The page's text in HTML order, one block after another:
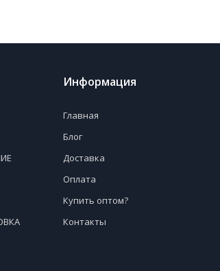
Информация
Главная
Блог
Доставка
Оплата
Купить оптом?
Контакты